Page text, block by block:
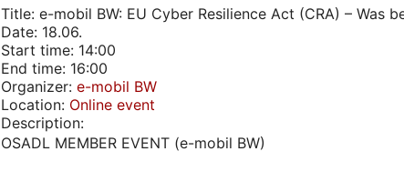
Title: e-mobil BW: EU Cyber Resilience Act (CRA) – Was
Date: 18.06.
Start time: 14:00
End time: 16:00
Organizer: e-mobil BW
Location: Online event
Description:
OSADL MEMBER EVENT (e-mobil BW)